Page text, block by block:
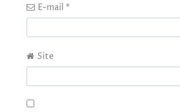
E-mail *
Site